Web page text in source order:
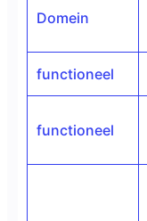
Domein
functioneel
functioneel